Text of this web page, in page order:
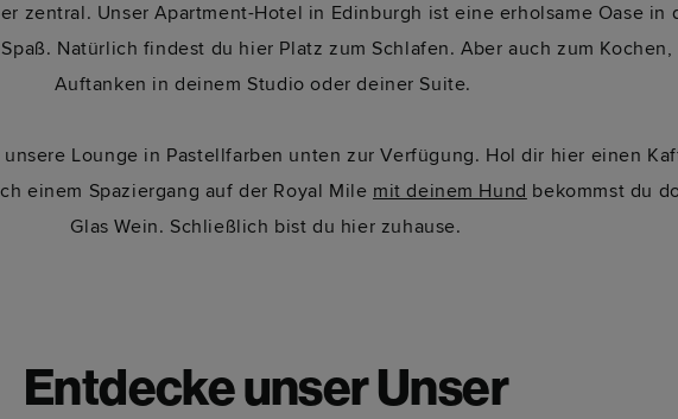
zentral. Unser Apartment-Hotel in Edinburgh ist eine erholsame Oase in
Natürlich findest du hier Platz zum Schlafen. Aber auch zum Kochen,
Auftanken in deinem Studio oder deiner Suite.
Lounge in Pastellfarben unten zur Verfügung. Hol dir hier einen
einem Spaziergang auf der Royal Mile mit deinem Hund bekommst du
Glas Wein. Schließlich bist du hier zuhause.
Entdecke unser Unser